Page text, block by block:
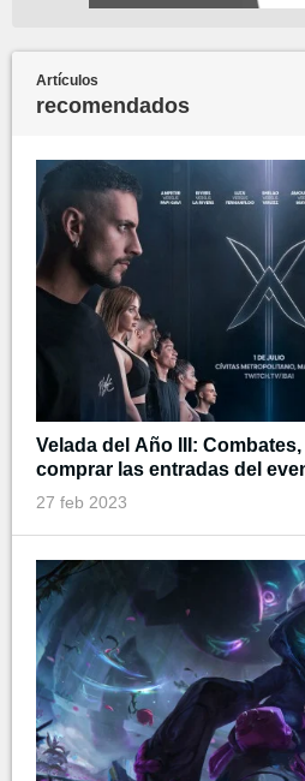
Artículos
recomendados
Velada del Año III:
comprar las entradas del
27 feb 2023